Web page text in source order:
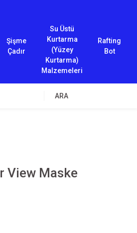
Şişme
Çadır
Su Üstü
Kurtarma
(Yüzey
Kurtarma)
Malzemeleri
Rafting
Bot
ARA
View Maske